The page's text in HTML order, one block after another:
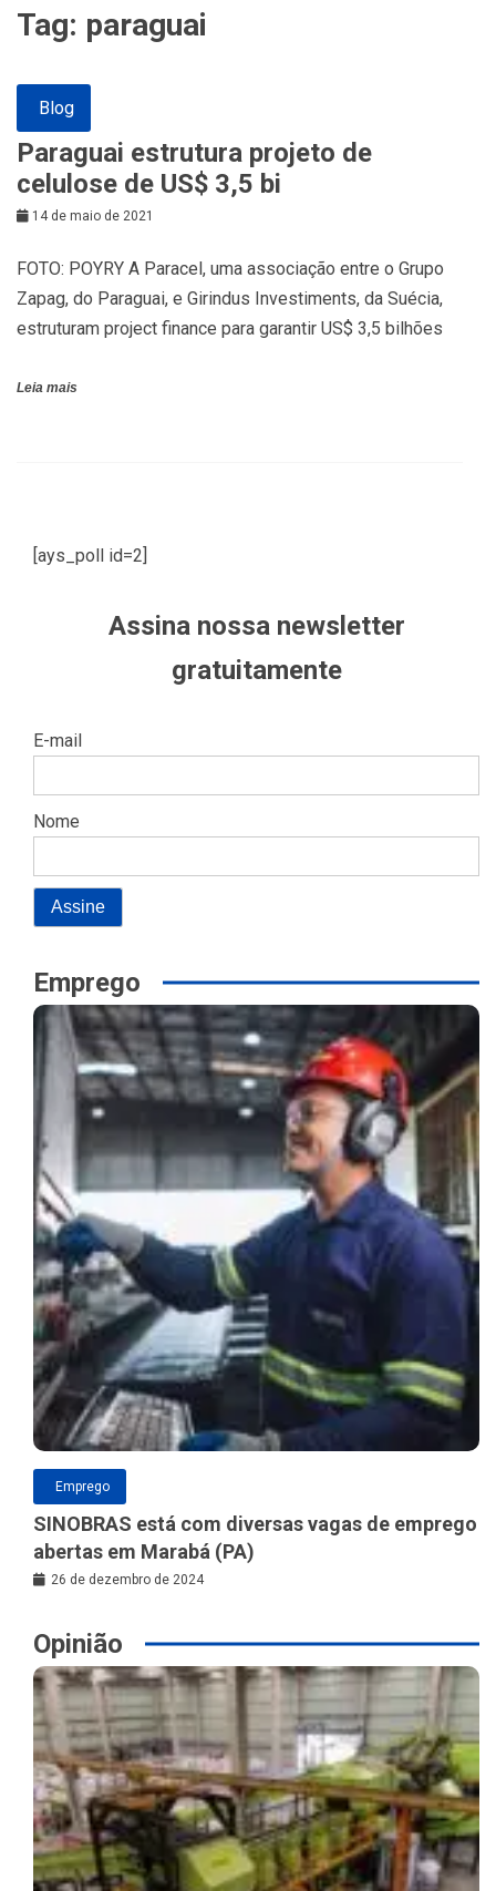
Tag: paraguai
Blog
Paraguai estrutura projeto de
celulose de US$ 3,5 bi
14 de maio de 2021
FOTO: POYRY A Paracel, uma associação entre o Grupo
Zapag, do Paraguai, e Girindus Investiments, da Suécia,
estruturam project finance para garantir US$ 3,5 bilhões
Leia mais
[ays_poll id=2]
Assina nossa newsletter
gratuitamente
E-mail
Nome
Emprego
Emprego
SINOBRAS está com diversas vagas de emprego
abertas em Marabá (PA)
26 de dezembro de 2024
Opinião